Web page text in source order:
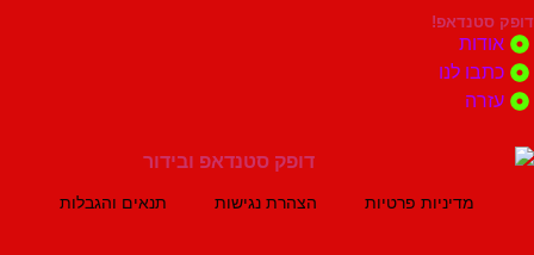
לנו
מדיניות פרטיות הצהרת נגישות תנאים והגבלות